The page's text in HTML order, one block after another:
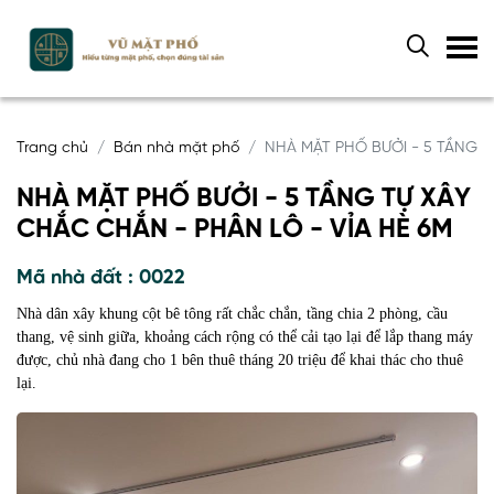
Trang chủ Bán nhà mặt phố NHÀ MẶT PHỐ BƯỞI - 5 TẦNG
NHÀ MẶT PHỐ BƯỞI - 5 TẦNG TỰ XÂY
CHẮC CHẮN - PHÂN LÔ - VỈA HÈ 6M
Mã nhà đất : 0022
Nhà dân xây khung cột bê tông rất chắc chắn, tầng chia 2 phòng, cầu
thang, vệ sinh giữa, khoảng cách rộng có thể cải tạo lại để lắp thang máy
được, chủ nhà đang cho 1 bên thuê tháng 20 triệu để khai thác cho thuê
lại.